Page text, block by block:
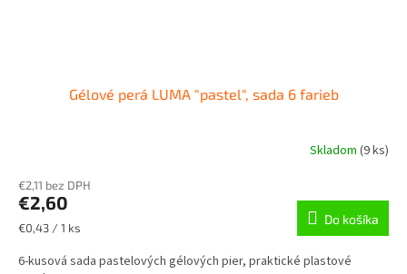
Gélové perá LUMA "pastel", sada 6 farieb
Skladom (9 ks)
€2,11 bez DPH
€2,60
Jednotková
€0,43 / 1 ks
Do košíka
6-kusová sada pastelových gélových pier, praktické plastové